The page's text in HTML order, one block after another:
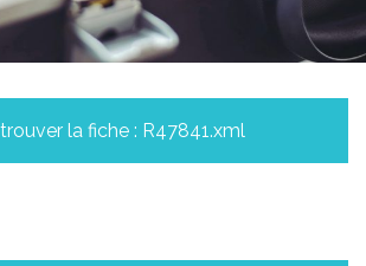
la fiche : R47841.xml